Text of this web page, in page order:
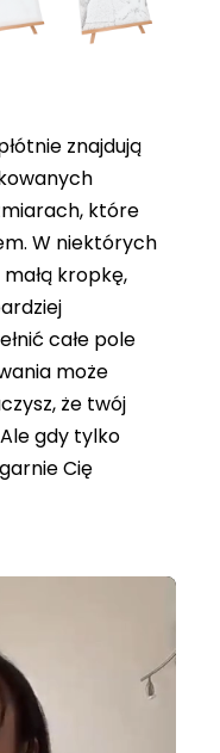
znajdują
które
W niektórych
kropkę,
całe pole
może
że twój
gdy tylko
Cię